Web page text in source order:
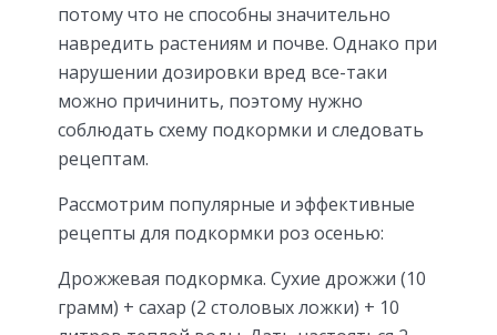
потому что не способны значительно
навредить растениям и почве. Однако при
нарушении дозировки вред все-таки
можно причинить, поэтому нужно
соблюдать схему подкормки и следовать
рецептам.
Рассмотрим популярные и эффективные
рецепты для подкормки роз осенью:
Дрожжевая подкормка. Сухие дрожжи (10
грамм) + сахар (2 столовых ложки) + 10